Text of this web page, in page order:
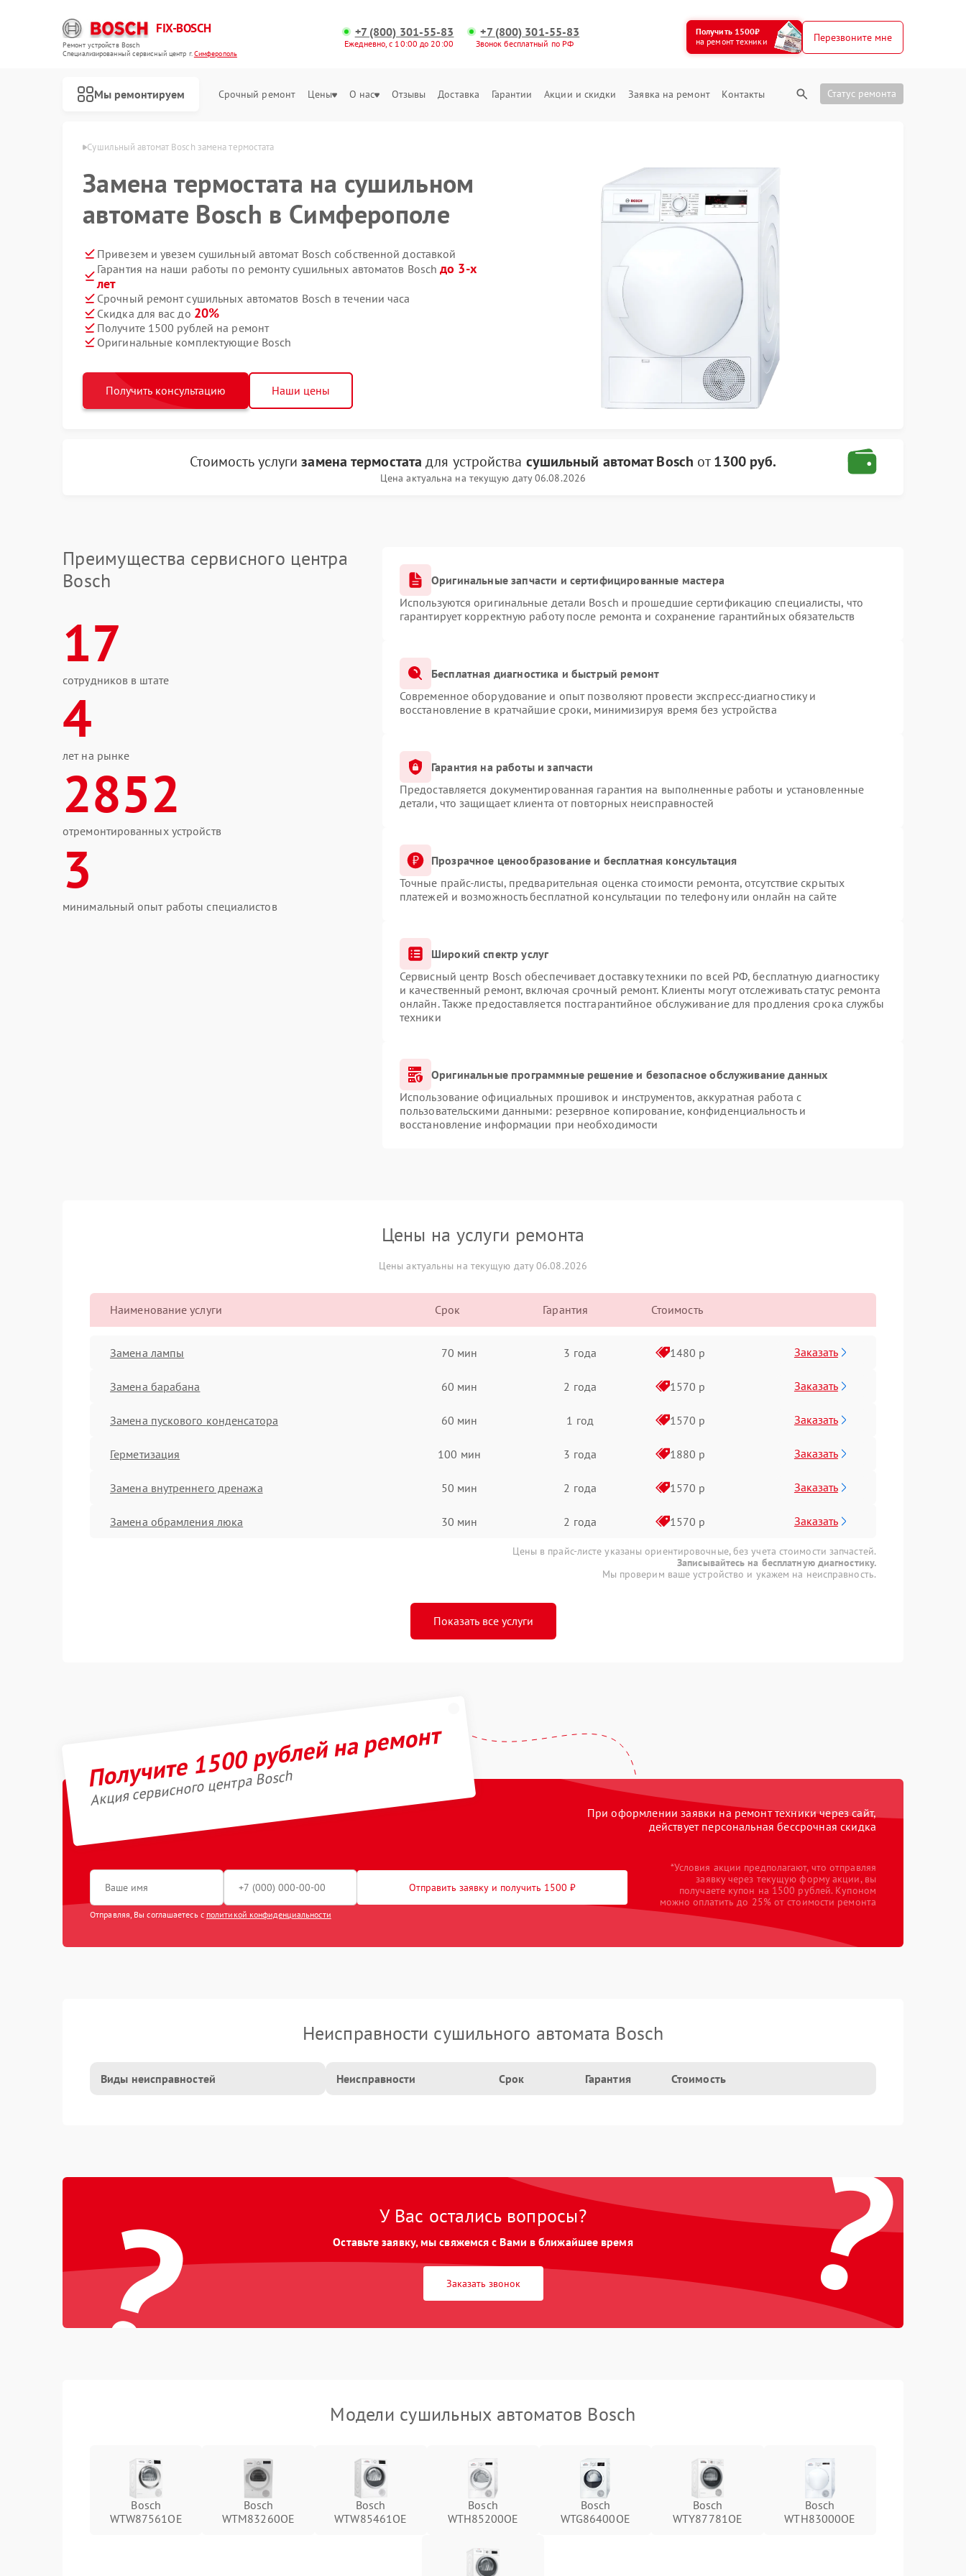
FIX-BOSCH
Ремонт устройств Bosch
Специализированный cервисный центр г.Симферополь
+7 (800) 301-55-83
Ежедневно, с 10:00 до 20:00
+7 (800) 301-55-83
Звонок бесплатный по РФ
Получить 1500₽
на ремонт техники
Перезвоните мне
Мы ремонтируем Срочный ремонт Цены О нас Отзывы Доставка Гарантии Акции и скидки Заявка на ремонт Контакты Статус ремонта
в Симферополе Сушильный автомат Bosch замена термостата
Замена термостата на сушильном
автомате Bosch в Симферополе
Привезем и увезем сушильный автомат Bosch собственной доставкой
Гарантия на наши работы по ремонту сушильных автоматов Boschдо 3-х
лет
Срочный ремонт сушильных автоматов Bosch в течении часа
Скидка для вас до 20%
Получите 1500 рублей на ремонт
Оригинальные комплектующие Bosch
Получить консультацию Наши цены
Стоимость услугизамена термостата для устройства сушильный автомат Bosch от1300 руб.
Цена актуальна на текущую дату 06.08.2026
Преимущества сервисного центра
Bosch
17
сотрудников в штате
4
лет на рынке
2852
отремонтированных устройств
3
минимальный опыт работы специалистов
Оригинальные запчасти и сертифицированные мастера
Используются оригинальные детали Bosch и прошедшие сертификацию специалисты, что
гарантирует корректную работу после ремонта и сохранение гарантийных обязательств
Бесплатная диагностика и быстрый ремонт
Современное оборудование и опыт позволяют провести экспресс-диагностику и
восстановление в кратчайшие сроки, минимизируя время без устройства
Гарантия на работы и запчасти
Предоставляется документированная гарантия на выполненные работы и установленные
детали, что защищает клиента от повторных неисправностей
Прозрачное ценообразование и бесплатная консультация
Точные прайс-листы, предварительная оценка стоимости ремонта, отсутствие скрытых
платежей и возможность бесплатной консультации по телефону или онлайн на сайте
Широкий спектр услуг
Сервисный центр Bosch обеспечивает доставку техники по всей РФ, бесплатную диагностику
и качественный ремонт, включая срочный ремонт. Клиенты могут отслеживать статус ремонта
онлайн. Также предоставляется постгарантийное обслуживание для продления срока службы
техники
Оригинальные программные решение и безопасное обслуживание данных
Использование официальных прошивок и инструментов, аккуратная работа с
пользовательскими данными: резервное копирование, конфиденциальность и
восстановление информации при необходимости
Цены на услуги ремонта
Цены актуальны на текущую дату 06.08.2026
Наименование услуги Срок Гарантия Стоимость
Замена лампы 70 мин 3 года 1480 р Заказать
Замена барабана 60 мин 2 года 1570 р Заказать
Замена пускового конденсатора 60 мин 1 год 1570 р Заказать
Герметизация 100 мин 3 года 1880 р Заказать
Замена внутреннего дренажа 50 мин 2 года 1570 р Заказать
Замена обрамления люка 30 мин 2 года 1570 р Заказать
Цены в прайс-листе указаны ориентировочные, без учета стоимости запчастей.
Записывайтесь на бесплатную диагностику.
Мы проверим ваше устройство и укажем на неисправность.
Показать все услуги
Получите 1500 рублей на ремонт
Акция сервисного центра Bosch
При оформлении заявки на ремонт техники через сайт,
действует персональная бессрочная скидка
Отправить заявку и получить 1500 ₽
Отправляя, Вы соглашаетесь с политикой конфиденциальности
*Условия акции предполагают, что отправляя
заявку через текущую форму акции, вы
получаете купон на 1500 рублей. Купоном
можно оплатить до 25% от стоимости ремонта
Неисправности сушильного автомата Bosch
Виды неисправностей Неисправности Срок Гарантия Стоимость
? ?
У Вас остались вопросы?
Оставьте заявку, мы свяжемся с Вами в ближайшее время
Заказать звонок
Модели сушильных автоматов Bosch
Bosch
WTW87561OE
Bosch
WTM83260OE
Bosch
WTW85461OE
Bosch
WTH85200OE
Bosch
WTG86400OE
Bosch
WTY87781OE
Bosch
WTH83000OE